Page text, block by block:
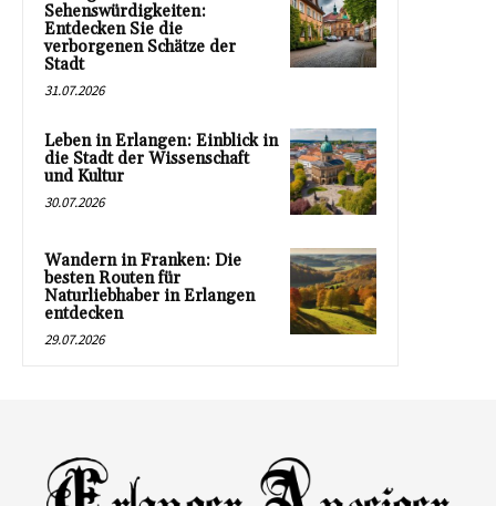
Sehenswürdigkeiten:
Entdecken Sie die
verborgenen Schätze der
Stadt
31.07.2026
Leben in Erlangen: Einblick in
die Stadt der Wissenschaft
und Kultur
30.07.2026
Wandern in Franken: Die
besten Routen für
Naturliebhaber in Erlangen
entdecken
29.07.2026